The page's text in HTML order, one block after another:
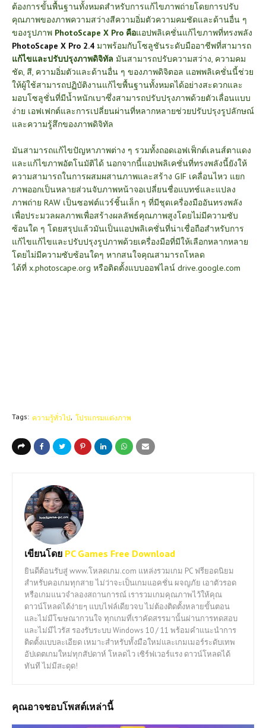
ต้องการขั้นพื้นฐานทั้งหมดสำหรับการแก้ไขภาพถ่ายโดยการปรับ
คุณภาพของภาพความสว่างสีความอิ่มตัวความคมชัดและด้านอื่น ๆ
ของรูปภาพ PhotoScape X Pro คือแอปพลิเคชั่นแก้ไขภาพที่ทรงพลัง
PhotoScape X Pro 2.4 มาพร้อมกับโซลูชันระดับมืออาชีพที่สามารถ
แก้ไขและปรับปรุงภาพดิจิทัล มันสามารถปรับความสว่าง, ความคม
ชัด, สี, ความอิ่มตัวและด้านอื่น ๆ ของภาพดิจิตอล แอพพลิเคชั่นนี้ช่วย
ให้ผู้ใช้สามารถปฏิบัติงานแก้ไขพื้นฐานทั้งหมดได้อย่างสะดวกและ
มอบโซลูชั่นที่มีน้ำหนักเบาซึ่งสามารถปรับปรุงภาพด้วยตัวเลื่อนแบบ
ง่าย เอฟเฟกต์และการเปลี่ยนผ่านที่หลากหลายช่วยปรับปรุงรูปลักษณ์
และความรู้สึกของภาพดิจิทัล
มันสามารถแก้ไขปัญหาภาพต่าง ๆ รวมทั้งถอดเอฟเฟ็กต์เลนส์ตาแดง
และแก้ไขภาพอัตโนมัติได้ นอกจากนี้แอปพลิเคชั่นที่ทรงพลังนี้ยังให้
ความสามารถในการผสมผสานภาพและสร้าง GIF เคลื่อนไหว แยก
ภาพออกเป็นหลายส่วนจับภาพหน้าจอเปลี่ยนชื่อแบทช์และแปลง
ภาพถ่าย RAW เป็นซอฟต์แวร์ชิ้นเล็ก ๆ ที่มีชุดเครื่องมืออันทรงพลัง
เพื่อประมวลผลภาพเพื่อสร้างผลลัพธ์คุณภาพสูงโดยไม่มีความซับ
ซ้อนใด ๆ โดยสรุปแล้วมันเป็นแอปพลิเคชั่นที่น่าเชื่อถือสำหรับการ
แก้ไขแก้ไขและปรับปรุงรูปภาพด้วยเครื่องมือที่มีให้เลือกหลากหลาย
โดยไม่มีความซับซ้อนใดๆ หากสนใจคุณสามารถโหลด
ได้ที่ x.photoscape.org หรือติดตั้งแบบออฟไลน์ drive.google.com
Tags: ความรู้ทั่วไป โปรแกรมแต่งภาพ
เขียนโดย PC Games Free Download
ยินดีต้อนรับสู่ www.โหลดเกม.com แหล่งรวมเกม PC ฟรียอดนิยม
สำหรับคอเกมทุกสาย ไม่ว่าจะเป็นเกมแอคชั่น ผจญภัย เอาตัวรอด
หรือเกมแนวจำลองสถานการณ์ เรารวมเกมคุณภาพไว้ให้คุณ
ดาวน์โหลดได้ง่ายๆ แบบไฟล์เดียวจบ ไม่ต้องติดตั้งหลายขั้นตอน
และไม่มีโฆษณากวนใจ ทุกเกมที่เราคัดสรรมานั้นผ่านการทดสอบ
และไม่มีไวรัส รองรับระบบ Windows 10 / 11 พร้อมคำแนะนำการ
ติดตั้งแบบละเอียด เหมาะสำหรับทั้งมือใหม่และเกมเมอร์ระดับเทพ
อัปเดตเกมใหม่ทุกสัปดาห์ โหลดไว เซิร์ฟเวอร์แรง ดาวน์โหลดได้
ทันที ไม่มีสะดุด!
คุณอาจชอบโพสต์เหล่านี้